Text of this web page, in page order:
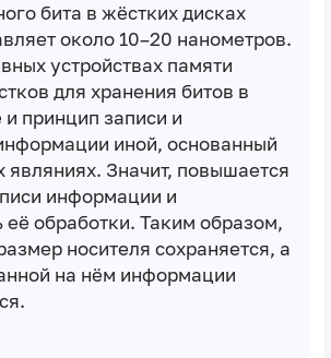
бита в жёстких дисках
около 10–20 нанометров.
устройствах памяти
для хранения битов в
принцип записи и
иной, основанный
являниях. Значит, повышается
информации и
её обработки. Таким образом,
носителя сохраняется, а
на нём информации